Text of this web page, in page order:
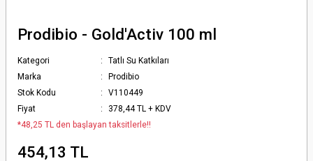
Prodibio - Gold'Activ 100 ml
Kategori
Tatlı Su Katkıları
Marka
Prodibio
Stok Kodu
V110449
Fiyat
378,44 TL + KDV
*48,25 TL den başlayan taksitlerle!!
454,13 TL